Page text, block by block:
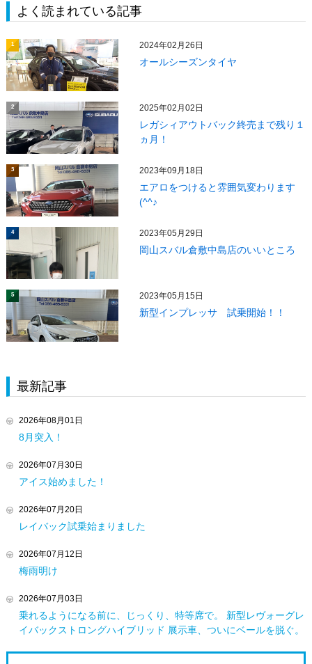
よく読まれている記事
1 2024年02月26日
オールシーズンタイヤ
2 2025年02月02日
レガシィアウトバック終売まで残り１
ヵ月！
3 2023年09月18日
エアロをつけると雰囲気変わります
(^^♪
4 2023年05月29日
岡山スバル倉敷中島店のいいところ
5 2023年05月15日
新型インプレッサ 試乗開始！！
最新記事
2026年08月01日
8月突入！
2026年07月30日
アイス始めました！
2026年07月20日
レイバック試乗始まりました
2026年07月12日
梅雨明け
2026年07月03日
乗れるようになる前に、じっくり、特等席で。 新型レヴォーグレ
イバックストロングハイブリッド 展示車、ついにベールを脱ぐ。